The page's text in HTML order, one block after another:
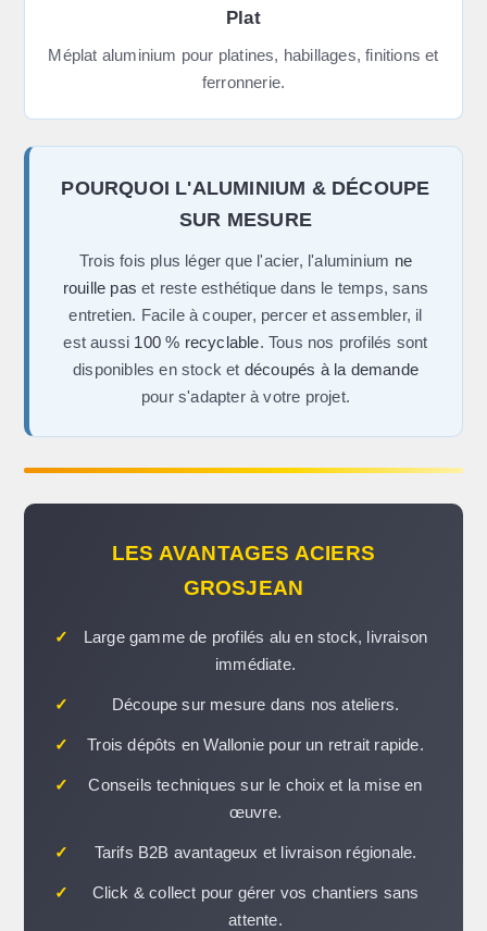
Plat
Méplat aluminium pour platines, habillages, finitions et
ferronnerie.
POURQUOI L'ALUMINIUM & DÉCOUPE
SUR MESURE
Trois fois plus léger que l'acier, l'aluminium ne
rouille pas et reste esthétique dans le temps, sans
entretien. Facile à couper, percer et assembler, il
est aussi 100 % recyclable. Tous nos profilés sont
disponibles en stock et découpés à la demande
pour s'adapter à votre projet.
LES AVANTAGES ACIERS
GROSJEAN
✓
Large gamme de profilés alu en stock, livraison
immédiate.
✓ Découpe sur mesure dans nos ateliers.
✓ Trois dépôts en Wallonie pour un retrait rapide.
✓
Conseils techniques sur le choix et la mise en
œuvre.
✓ Tarifs B2B avantageux et livraison régionale.
✓
Click & collect pour gérer vos chantiers sans
attente.